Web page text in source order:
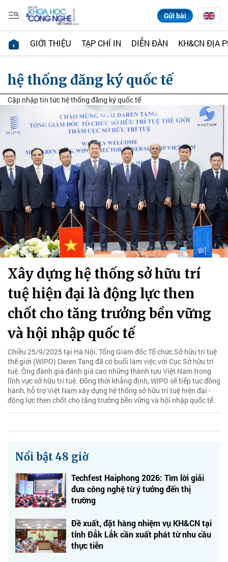
Gửi bài
GIỚI THIỆU TẠP CHÍ IN DIỄN ĐÀN KH&CN ĐỊA
hệ thống đăng ký quốc tế
Cập nhập tin tức hệ thống đăng ký quốc tế
Xây dựng hệ thống sở hữu trí
tuệ hiện đại là động lực then
chốt cho tăng trưởng bền vững
và hội nhập quốc tế
Chiều 25/9/2025 tại Hà Nội, Tổng Giám đốc Tổ chức Sở hữu trí tuệ
thế giới (WIPO) Daren Tang đã có buổi làm việc với Cục Sở hữu trí
tuệ. Ông đánh giá đánh giá cao những thành tựu Việt Nam trong
lĩnh vực sở hữu trí tuệ. Đồng thời khẳng định, WIPO sẽ tiếp tục đồng
hành, hỗ trợ Việt Nam xây dựng hệ thống sở hữu trí tuệ hiện đại -
động lực then chốt cho tăng trưởng bền vững và hội nhập quốc tế.
Nổi bật 48 giờ
Techfest Haiphong 2026: Tìm lời giải
đưa công nghệ từ ý tưởng đến thị
trường
Đề xuất, đặt hàng nhiệm vụ KH&CN tại
tỉnh Đắk Lắk cần xuất phát từ nhu cầu
thực tiễn